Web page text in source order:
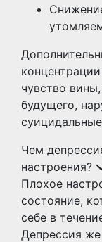
чувство
будущего,
Чем
настроения?
Плохое
состояние,
себе в
Депрессия